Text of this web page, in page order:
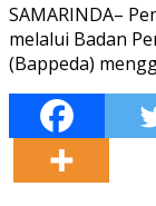
SAMARINDA–
melalui Badan
(Bappeda)